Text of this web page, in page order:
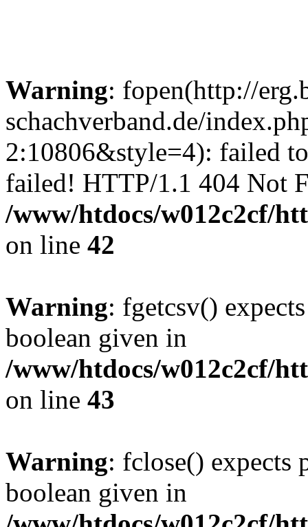
Warning: fopen(http://
schachverband.de/
2:10806&style=4): failed
failed! HTTP/1.1 404 Not
/www/htdocs/w012c2cf/
on line 42
Warning: fgetcsv()
boolean given in
/www/htdocs/w012c2cf/
on line 43
Warning: fclose() expects
boolean given in